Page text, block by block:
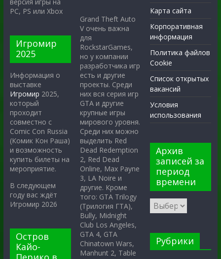
PC, PS или Xbox
Игромир
2025
Информация о
выставке
Игромир 2025,
который
проходит
совместно с
Comic Con Russia
(Комик Кон Раша)
и возможность
купить билеты на
мероприятие.
В следующем
году вас ждёт
Игромир 2026
Остров
Кайо-
Grand Theft Auto
V очень важна
для
RockstarGames,
но у компании
разработчика игр
есть и другие
проекты. Среди
них вся серия игр
GTA и другие
крупные игры
мирового уровня.
Среди них можно
выделить Red
Dead Redemption
2, Red Dead
Online, Max Payne
3, LA Noire и
другие. Кроме
того: GTA Trilogy
(Трилогия ГТА),
Bully, Midnight
Club Los Angeles,
GTA 4, GTA
Chinatown Wars,
Manhunt 2, Table
Карта сайта
Корпоративная
информация
Политика файлов
Cookie
Список открытых
вакансий
Условия
использования
Архив
записей за
период
времени
Рубрики